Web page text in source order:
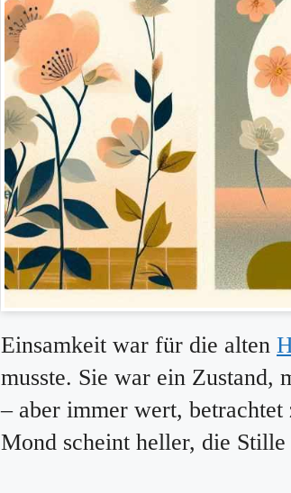
Einsamkeit war für die alten
musste. Sie war ein Zustand,
– aber immer wert,
Mond scheint heller, die